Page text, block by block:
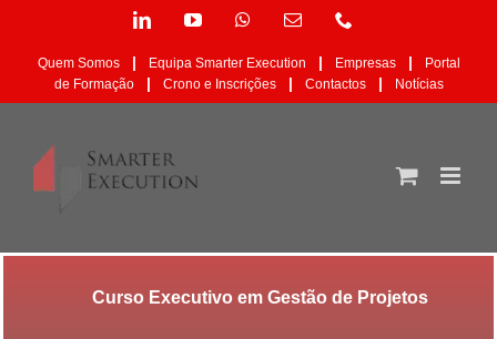
content
LinkedInYouTubeWhatsAppEmail
mas
não
publicado)
Quem Somos | Equipa Smarter Execution | Empresas |
Portal
de Formação
| Crono e Inscrições | Contactos | Notícias
Curso Executivo em Gestão de Projetos